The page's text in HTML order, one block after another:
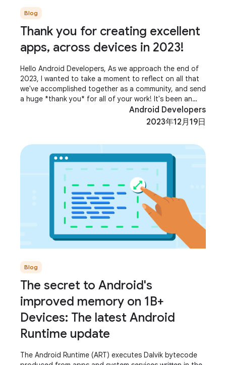
Blog
Thank you for creating excellent
apps, across devices in 2023!
Hello Android Developers, As we approach the end of
2023, I wanted to take a moment to reflect on all that
we've accomplished together as a community, and send
a huge *thank you* for all of your work! It's been an
Android Developers
2023年12月19日
Blog
The secret to Android's
improved memory on 1B+
Devices: The latest Android
Runtime update
The Android Runtime (ART) executes Dalvik bytecode